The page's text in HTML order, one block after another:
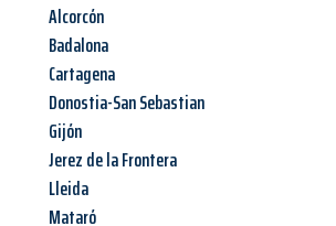
Alcorcón
Badalona
Cartagena
Donostia-San Sebastian
Gijón
Jerez de la Frontera
Lleida
Mataró